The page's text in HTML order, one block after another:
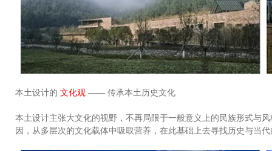
本土设计的 文化观 —— 传承本土历史文化
本土设计主张大文化的视野，不再局限于一般意义上的民族形式与
因，从多层次的文化载体中吸取营养，在此基础上去寻找历史与当